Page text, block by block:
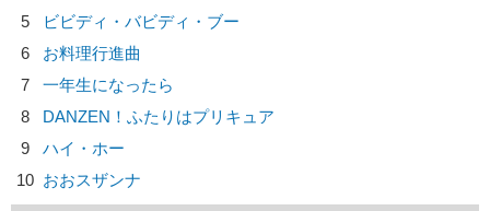
5
ビビディ・バビディ・ブー
6
お料理行進曲
7
一年生になったら
8
DANZEN！ふたりはプリキュア
9
ハイ・ホー
10 おおスザンナ